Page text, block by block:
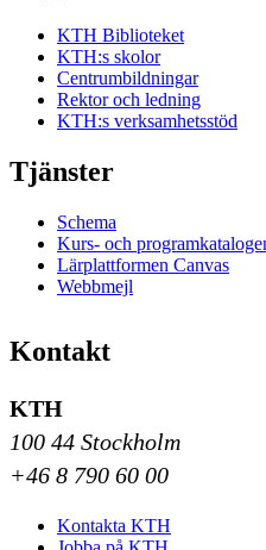
KTH Biblioteket
KTH:s skolor
Centrumbildningar
Rektor och ledning
KTH:s verksamhetsstöd
Tjänster
Schema
Kurs- och
Lärplattformen Canvas
Webbmejl
Kontakt
KTH
100 44 Stockholm
+46 8 790 60 00
Kontakta KTH